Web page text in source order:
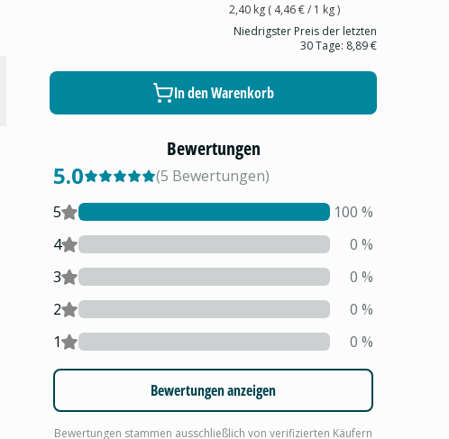
2,40 kg( 4,46 €/ 1 kg)
Niedrigster Preis der letzten
30 Tage: 8,89 €
In den Warenkorb
Bewertungen
5.0 (5 Bewertungen)
5
100 %
4
0 %
3
0 %
2
0 %
1
0 %
Bewertungen anzeigen
Bewertungen stammen ausschließlich von verifizierten Käufern